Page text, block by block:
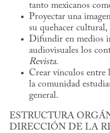
tanto mexicanos
Proyectar una
su quehacer
Difundir en medios
audiovisuales los
Revista.
Crear vínculos entre
la comunidad
general.
ESTRUCTURA
DIRECCIÓN DE LA